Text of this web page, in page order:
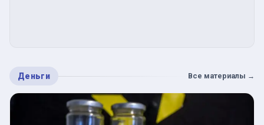
Деньги Все материалы →